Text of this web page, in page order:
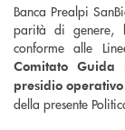
Banca Prealpi
parità di genere,
conforme alle
Comitato
presidio operativo
della presente